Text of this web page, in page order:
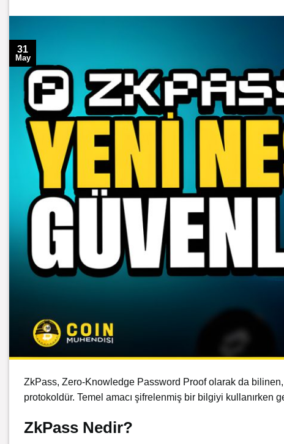
31
May
ZkPass, Zero-Knowledge Password Proof olarak da
protokoldür. Temel amacı şifrelenmiş bir bilgiyi kullanırken
ZkPass Nedir?